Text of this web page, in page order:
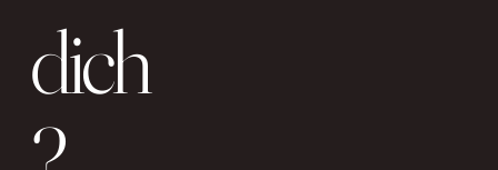
dich